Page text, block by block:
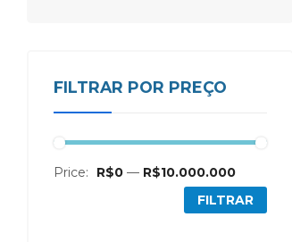
FILTRAR POR PREÇO
Price: R$0 — R$10.000.000
FILTRAR